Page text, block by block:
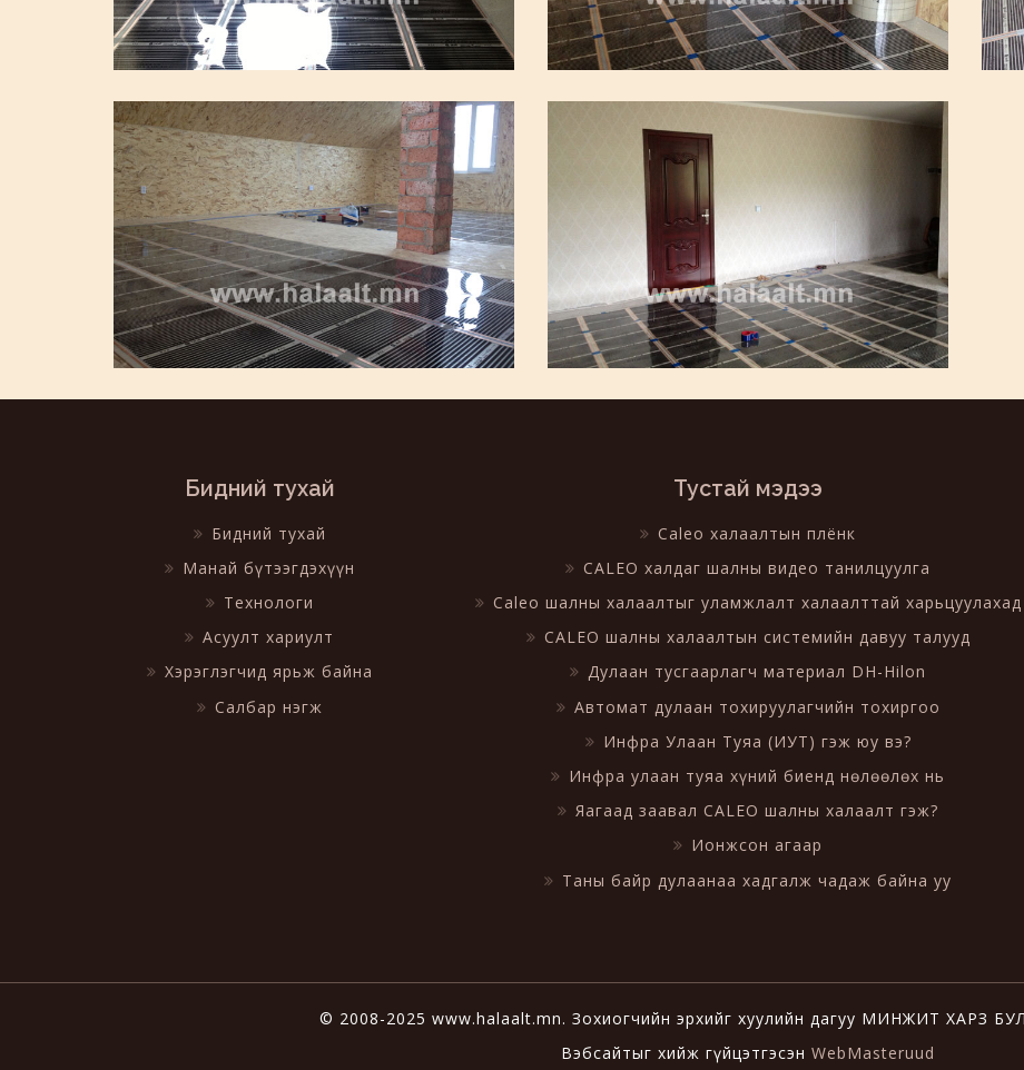
Бидний тухай
Бидний тухай
Манай бүтээгдэхүүн
Технологи
Асуулт хариулт
Хэрэглэгчид ярьж байна
Салбар нэгж
Тустай мэдээ
Caleo халаалтын плёнк
CALEO халдаг шалны видео танилцуулга
Caleo шалны халаалтыг уламжлалт халаалттай харьцуулахад
CALEO шалны халаалтын системийн давуу талууд
Дулаан тусгаарлагч материал DH-Hilon
Автомат дулаан тохируулагчийн тохиргоо
Инфра Улаан Туяа (ИУТ) гэж юу вэ?
Инфра улаан туяа хүний биенд нөлөөлөх нь
Яагаад заавал CALEO шалны халаалт гэж?
Ионжсон агаар
Таны байр дулаанаа хадгалж чадаж байна уу
© 2008-2025 www.halaalt.mn. Зохиогчийн эрхийг хуулийн дагуу МИНЖИТ ХАРЗ
Вэбсайтыг хийж гүйцэтгэсэн WebMasteruud